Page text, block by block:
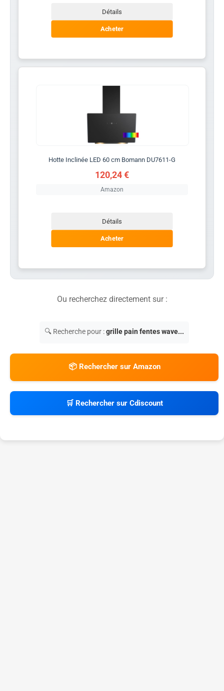
Détails
Acheter
Hotte Inclinée LED 60 cm Bomann DU7611-G
120,24 €
Amazon
Détails
Acheter
Ou recherchez directement sur :
🔍 Recherche pour :grille pain fentes wave...
📦 Rechercher sur Amazon
🛒 Rechercher sur Cdiscount